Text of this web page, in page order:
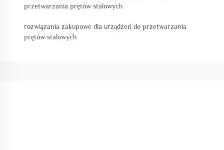
przetwarzania prętów stalowych
rozwiązania zakupowe dla urządzeń do przetwarzania
prętów stalowych